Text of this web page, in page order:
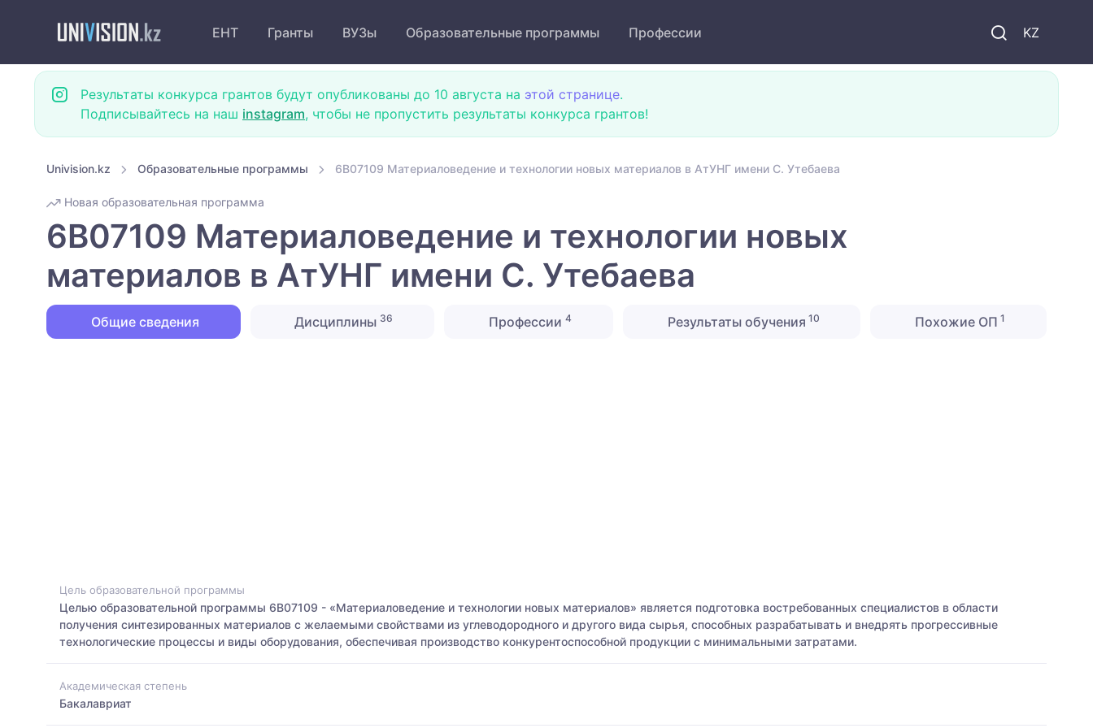
KZ
ЕНТ Гранты ВУЗы Образовательные программы Профессии
Результаты конкурса грантов будут опубликованы до 10 августа на этой странице.
Подписывайтесь на наш instagram, чтобы не пропустить результаты конкурса грантов!
Univision.kz Образовательные программы 6B07109 Материаловедение и технологии новых материалов в АтУНГ имени С. Утебаева
Новая образовательная программа
6B07109 Материаловедение и технологии новых
материалов в АтУНГ имени С. Утебаева
Общие сведения Дисциплины 36 Профессии 4 Результаты обучения 10 Похожие ОП 1
Цель образовательной программы
Целью образовательной программы 6В07109 - «Материаловедение и технологии новых материалов» является подготовка востребованных специалистов в области
получения синтезированных материалов с желаемыми свойствами из углеводородного и другого вида сырья, способных разрабатывать и внедрять прогрессивные
технологические процессы и виды оборудования, обеспечивая производство конкурентоспособной продукции с минимальными затратами.
Академическая степень
Бакалавриат